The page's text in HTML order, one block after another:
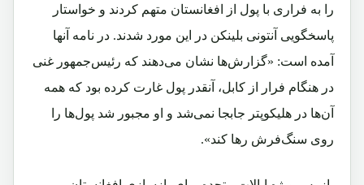
را به فراری با پول از افغانستان متهم کردند و خواستار
پاسخگویی آنتونی بلینکن در این مورد شدند. در نامه آنها
آمده است: «گزارش‌ها نشان می‌دهند که رئیس‌جمهور غنی
در هنگام فرار از کابل، آنقدر پول غارت کرده بود که همه
آن‌ها در هلیکوپتر جابجا نمی‌شد و او مجبور شد پول‌ها را
روی سنگ‌فرش رها کند».